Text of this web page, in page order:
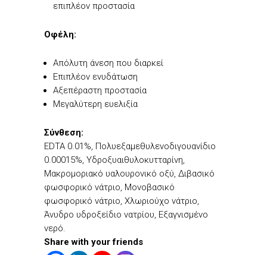
επιπλέον προστασία
Οφέλη:
Απόλυτη άνεση που διαρκεί
Επιπλέον ενυδάτωση
Αξεπέραστη προστασία
Μεγαλύτερη ευελιξία
Σύνθεση:
EDTA 0.01%, Πολυεξαμεθυλενοδιγουανίδιο
0.00015%, Υδροξυαιθυλοκυτταρίνη,
Μακρομοριακό υαλουρονικό οξύ, Διβασικό
φωσφορικό νάτριο, Μονοβασικό
φωσφορικό νάτριο, Χλωριούχο νάτριο,
Άνυδρο υδροξείδιο νατρίου, Εξαγνισμένο
νερό.
Share with your friends